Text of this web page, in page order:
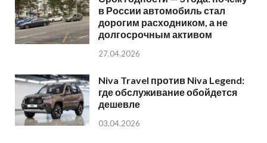
в России автомобиль стал
дорогим расходником, а не
долгосрочным активом
27.04.2026
Niva Travel против Niva Legend:
где обслуживание обойдется
дешевле
03.04.2026